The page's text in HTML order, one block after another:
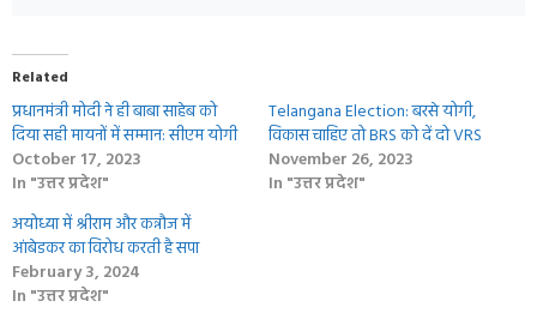
Related
प्रधानमंत्री मोदी ने ही बाबा साहेब को
दिया सही मायनों में सम्मान: सीएम योगी
October 17, 2023
In "उत्तर प्रदेश"
Telangana Election: बरसे योगी,
विकास चाहिए तो BRS को दें दो VRS
November 26, 2023
In "उत्तर प्रदेश"
अयोध्या में श्रीराम और कन्नौज में
आंबेडकर का विरोध करती है सपा
February 3, 2024
In "उत्तर प्रदेश"